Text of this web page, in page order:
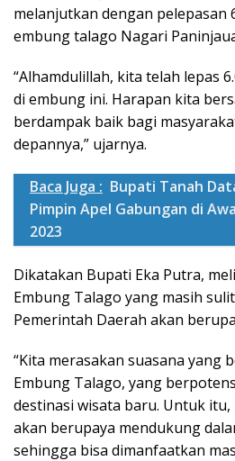
melanjutkan dengan pelepasan
embung talago Nagari
“Alhamdulillah, kita telah lepas
di embung ini. Harapan kita
berdampak baik bagi
depannya,” ujarnya.
Baca Juga : Bupati Tanah
Pimpin Apel Gabungan di
2023
Dikatakan Bupati Eka Putra,
Embung Talago yang masih
Pemerintah Daerah akan
“Kita merasakan suasana yang
Embung Talago, yang
destinasi wisata baru. Untuk
akan berupaya mendukung
sehingga bisa dimanfaatkan